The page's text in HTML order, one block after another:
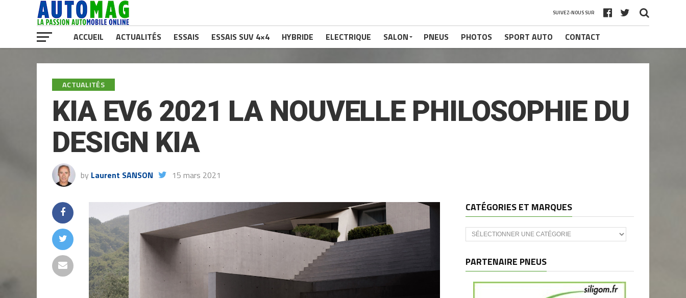
SUIVEZ-NOUS SUR
ACCUEIL ACTUALITÉS ESSAIS ESSAIS SUV 4×4 HYBRIDE ELECTRIQUE SALON PNEUS PHOTOS SPORT AUTO CONTACT
ACTUALITÉS
KIA EV6 2021 LA NOUVELLE PHILOSOPHIE DU
DESIGN KIA
by Laurent SANSON 15 mars 2021
CATÉGORIES ET MARQUES
Catégories
et
PARTENAIRE PNEUS